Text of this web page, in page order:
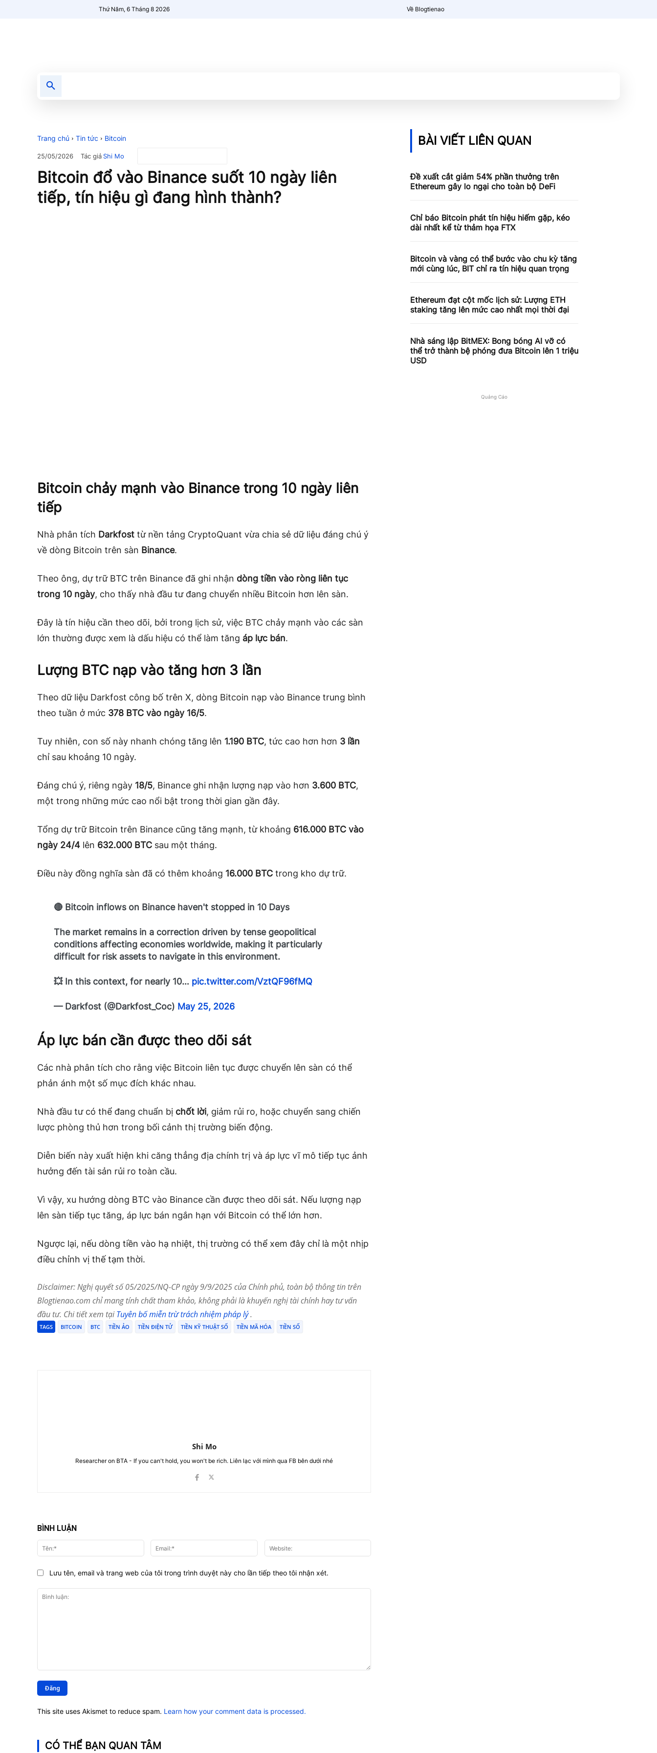
Thứ Năm, 6 Tháng 8 2026 Về Blogtienao
Trang chủ Tin tức Bitcoin
25/05/2026 Tác giảShi Mo
Bitcoin đổ vào Binance suốt 10 ngày liên
tiếp, tín hiệu gì đang hình thành?
Bitcoin chảy mạnh vào Binance trong 10 ngày liên
tiếp
Nhà phân tích Darkfost từ nền tảng CryptoQuant vừa chia sẻ dữ liệu đáng chú ý
về dòng Bitcoin trên sàn Binance.
Theo ông, dự trữ BTC trên Binance đã ghi nhận dòng tiền vào ròng liên tục
trong 10 ngày, cho thấy nhà đầu tư đang chuyển nhiều Bitcoin hơn lên sàn.
Đây là tín hiệu cần theo dõi, bởi trong lịch sử, việc BTC chảy mạnh vào các sàn
lớn thường được xem là dấu hiệu có thể làm tăng áp lực bán.
Lượng BTC nạp vào tăng hơn 3 lần
Theo dữ liệu Darkfost công bố trên X, dòng Bitcoin nạp vào Binance trung bình
theo tuần ở mức 378 BTC vào ngày 16/5.
Tuy nhiên, con số này nhanh chóng tăng lên 1.190 BTC, tức cao hơn hơn 3 lần
chỉ sau khoảng 10 ngày.
Đáng chú ý, riêng ngày 18/5, Binance ghi nhận lượng nạp vào hơn 3.600 BTC,
một trong những mức cao nổi bật trong thời gian gần đây.
Tổng dự trữ Bitcoin trên Binance cũng tăng mạnh, từ khoảng 616.000 BTC vào
ngày 24/4 lên 632.000 BTC sau một tháng.
Điều này đồng nghĩa sàn đã có thêm khoảng 16.000 BTC trong kho dự trữ.
🔴 Bitcoin inflows on Binance haven't stopped in 10 Days
The market remains in a correction driven by tense geopolitical
conditions affecting economies worldwide, making it particularly
difficult for risk assets to navigate in this environment.
💥 In this context, for nearly 10… pic.twitter.com/VztQF96fMQ
— Darkfost (@Darkfost_Coc) May 25, 2026
Áp lực bán cần được theo dõi sát
Các nhà phân tích cho rằng việc Bitcoin liên tục được chuyển lên sàn có thể
phản ánh một số mục đích khác nhau.
Nhà đầu tư có thể đang chuẩn bị chốt lời, giảm rủi ro, hoặc chuyển sang chiến
lược phòng thủ hơn trong bối cảnh thị trường biến động.
Diễn biến này xuất hiện khi căng thẳng địa chính trị và áp lực vĩ mô tiếp tục ảnh
hưởng đến tài sản rủi ro toàn cầu.
Vì vậy, xu hướng dòng BTC vào Binance cần được theo dõi sát. Nếu lượng nạp
lên sàn tiếp tục tăng, áp lực bán ngắn hạn với Bitcoin có thể lớn hơn.
Ngược lại, nếu dòng tiền vào hạ nhiệt, thị trường có thể xem đây chỉ là một nhịp
điều chỉnh vị thế tạm thời.
Disclaimer: Nghị quyết số 05/2025/NQ-CP ngày 9/9/2025 của Chính phủ, toàn bộ thông tin trên
Blogtienao.com chỉ mang tính chất tham khảo, không phải là khuyến nghị tài chính hay tư vấn
đầu tư. Chi tiết xem tạiTuyên bố miễn trừ trách nhiệm pháp lý.
TAGS BITCOIN BTC TIỀN ẢO TIỀN ĐIỆN TỬ TIỀN KỸ THUẬT SỐ TIỀN MÃ HÓA TIỀN SỐ
Shi Mo
Researcher on BTA - If you can't hold, you won't be rich. Liên lạc với mình qua FB bên dưới nhé
BÌNH LUẬN
luận:
Tên:* Email:*
Lưu tên, email và trang web của tôi trong trình duyệt này cho lần tiếp theo tôi nhận xét.
This site uses Akismet to reduce spam. Learn how your comment data is processed.
CÓ THỂ BẠN QUAN TÂM
BÀI VIẾT LIÊN QUAN
Đề xuất cắt giảm 54% phần thưởng trên
Ethereum gây lo ngại cho toàn bộ DeFi
Chỉ báo Bitcoin phát tín hiệu hiếm gặp, kéo
dài nhất kể từ thảm họa FTX
Bitcoin và vàng có thể bước vào chu kỳ tăng
mới cùng lúc, BIT chỉ ra tín hiệu quan trọng
Ethereum đạt cột mốc lịch sử: Lượng ETH
staking tăng lên mức cao nhất mọi thời đại
Nhà sáng lập BitMEX: Bong bóng AI vỡ có
thể trở thành bệ phóng đưa Bitcoin lên 1 triệu
USD
Quảng Cáo